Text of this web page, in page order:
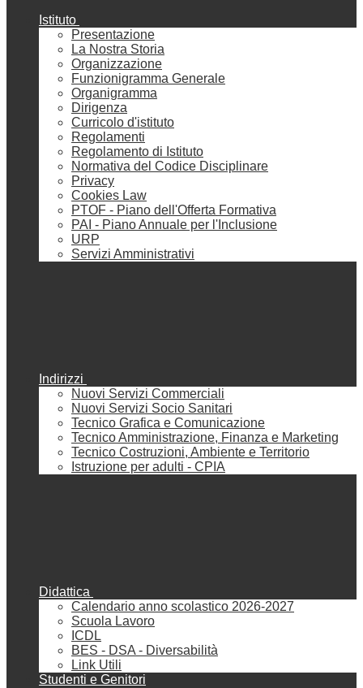
Istituto
Presentazione
La Nostra Storia
Organizzazione
Funzionigramma Generale
Organigramma
Dirigenza
Curricolo d'istituto
Regolamenti
Regolamento di Istituto
Normativa del Codice Disciplinare
Privacy
Cookies Law
PTOF - Piano dell'Offerta Formativa
PAI - Piano Annuale per l'Inclusione
URP
Servizi Amministrativi
Indirizzi
Nuovi Servizi Commerciali
Nuovi Servizi Socio Sanitari
Tecnico Grafica e Comunicazione
Tecnico Amministrazione, Finanza e Marketing
Tecnico Costruzioni, Ambiente e Territorio
Istruzione per adulti - CPIA
Didattica
Calendario anno scolastico 2026-2027
Scuola Lavoro
ICDL
BES - DSA - Diversabilità
Link Utili
Studenti e Genitori